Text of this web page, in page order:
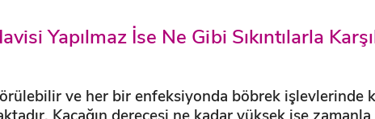
Yapılmaz İse Ne Gibi Sıkıntılarla
ve her bir enfeksiyonda böbrek işlevlerinde